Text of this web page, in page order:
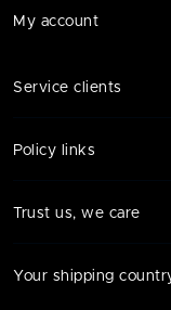
My account
Service clients
Policy links
Trust us, we care
Your shipping